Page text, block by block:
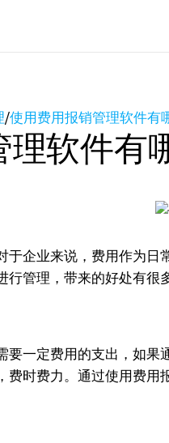
/使用费用报销管理软件有
软件有
于企业来说，费用作为
管理，带来的好处有很多
一定费用的支出，如
时费力。通过使用费用